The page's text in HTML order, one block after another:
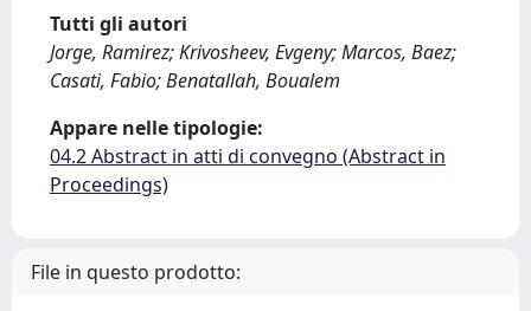
Tutti gli autori
Jorge, Ramirez; Krivosheev, Evgeny; Marcos, Baez;
Casati, Fabio; Benatallah, Boualem
Appare nelle tipologie:
04.2 Abstract in atti di convegno (Abstract in
Proceedings)
File in questo prodotto: